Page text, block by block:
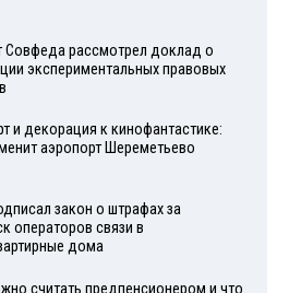
Совфеда рассмотрел доклад о
экспериментальных правовых
и декорация к кинофантастике:
аэропорт Шереметьево
закон о штрафах за
операторов связи в
дома
считать предпенсионером и что